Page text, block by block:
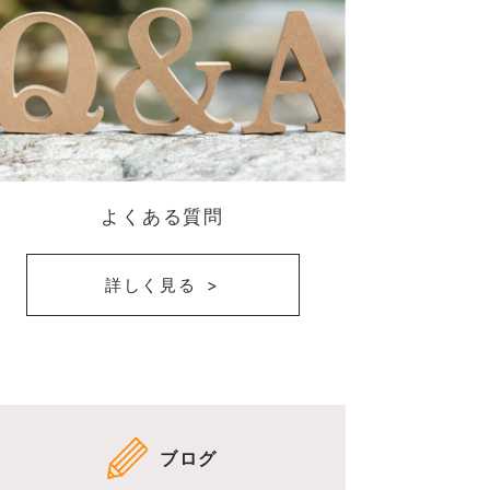
よくある質問
詳しく見る
ブログ